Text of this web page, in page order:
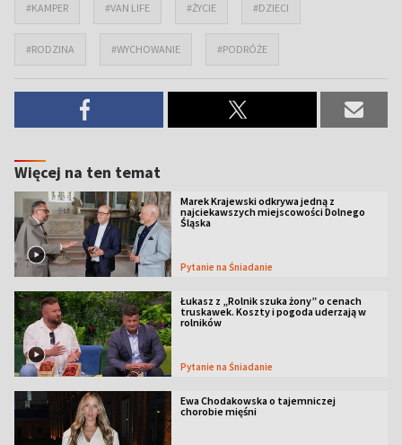
#KAMPER #VAN LIFE #ŻYCIE #DZIECI
#RODZINA #WYCHOWANIE #PODRÓŻE
Więcej na ten temat
Marek Krajewski odkrywa jedną z
najciekawszych miejscowości Dolnego
Śląska
Pytanie na Śniadanie
Łukasz z „Rolnik szuka żony” o cenach
truskawek. Koszty i pogoda uderzają w
rolników
Pytanie na Śniadanie
Ewa Chodakowska o tajemniczej
chorobie mięśni